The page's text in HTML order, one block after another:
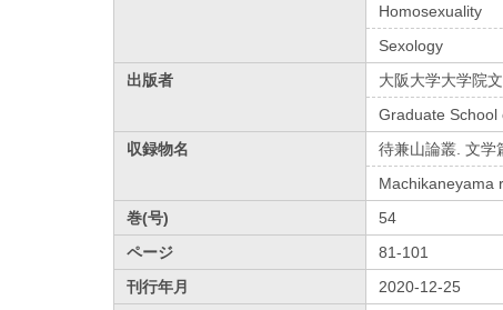
Homosexuality
Sexology
出版者
大阪大学大学院
Graduate School
収録物名
待兼山論叢. 文学
Machikaneyama
巻(号)
54
ページ
81-101
刊行年月
2020-12-25